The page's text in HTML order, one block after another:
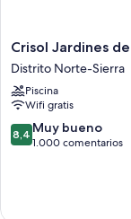
Crisol
Jardines
de
Córdoba
Distrito
Norte-
Sierra
Crisol Jardines
Distrito Norte-Sierra
Piscina
Wifi gratis
8.4
sobre
8,4 Muy bueno
1.000 comentarios